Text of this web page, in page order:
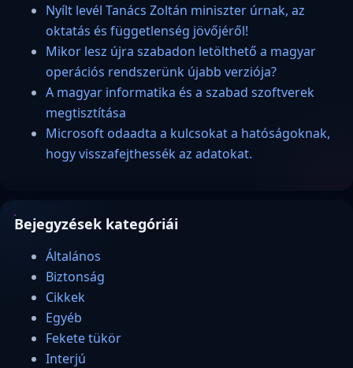
Nyílt levél Tanács Zoltán miniszter úrnak, az
oktatás és függetlenség jövőjéről!
Mikor lesz újra szabadon letölthető a magyar
operációs rendszerünk újabb verziója?
A magyar informatika és a szabad szoftverek
megtisztítása
Microsoft odaadta a kulcsokat a hatóságoknak,
hogy visszafejthessék az adatokat.
Bejegyzések kategóriái
Általános
Biztonság
Cikkek
Egyéb
Fekete tükör
Interjú